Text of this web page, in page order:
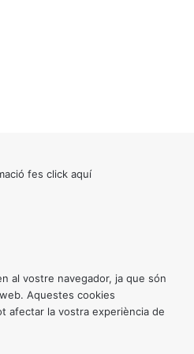
fes click aquí
al vostre navegador, ja que són
Aquestes cookies
afectar la vostra experiència de